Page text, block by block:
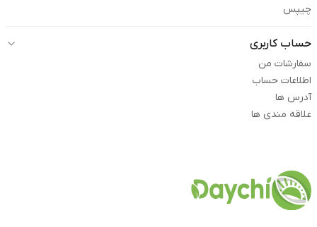
چیپس
حساب کاربری
سفارشات من
اطلاعات حساب
آدرس ها
علاقه مندی ها